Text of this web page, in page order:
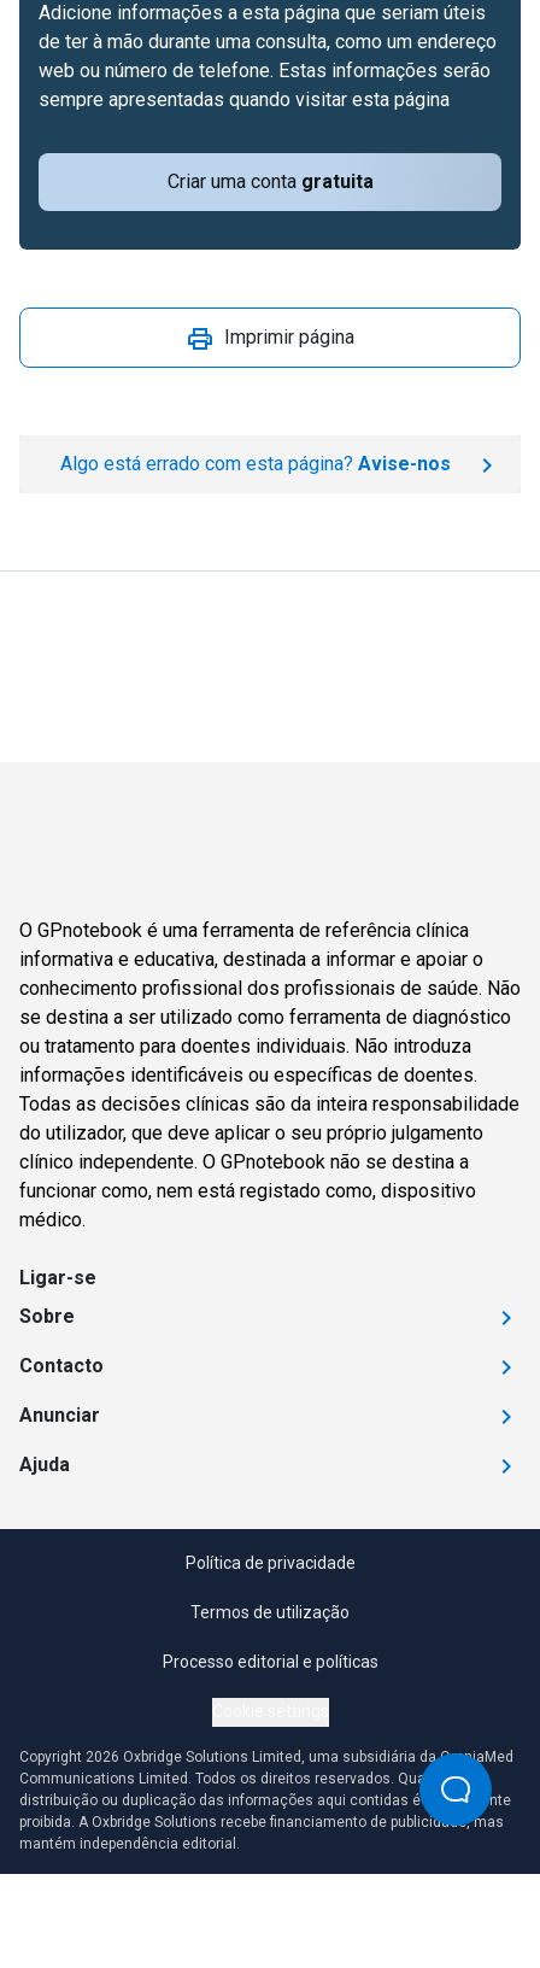
Criar uma conta gratuita
Adicione informações a esta página que seriam úteis
de ter à mão durante uma consulta, como um endereço
web ou número de telefone. Estas informações serão
sempre apresentadas quando visitar esta página
Imprimir página
Algo está errado com esta página? Avise-nos
O GPnotebook é uma ferramenta de referência clínica
informativa e educativa, destinada a informar e apoiar o
conhecimento profissional dos profissionais de saúde. Não
se destina a ser utilizado como ferramenta de diagnóstico
ou tratamento para doentes individuais. Não introduza
informações identificáveis ou específicas de doentes.
Todas as decisões clínicas são da inteira responsabilidade
do utilizador, que deve aplicar o seu próprio julgamento
clínico independente. O GPnotebook não se destina a
funcionar como, nem está registado como, dispositivo
médico.
Ligar-se
Sobre
Contacto
Anunciar
Ajuda
Política de privacidade
Termos de utilização
Processo editorial e políticas
Copyright 2026 Oxbridge Solutions Limited, uma subsidiária da OmniaMed
Communications Limited. Todos os direitos reservados. Qualquer
distribuição ou duplicação das informações aqui contidas é estritamente
proibida. A Oxbridge Solutions recebe financiamento de publicidade, mas
mantém independência editorial.